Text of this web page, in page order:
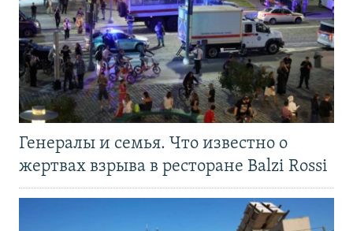
Генералы и семья. Что известно о
жертвах взрыва в ресторане Balzi Rossi